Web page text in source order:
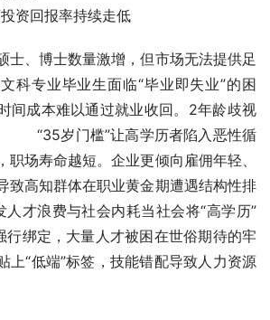
育投资回报率持续走低
士、博士数量激增，但市场无法提供足
科专业毕业生面临“毕业即失业”的困
间成本难以通过就业收回。2年龄歧视
“35岁门槛”让高学历者陷入恶性循
职场寿命越短。企业更倾向雇佣年轻、
致高知群体在职业黄金期遭遇结构性排
人才浪费与社会内耗当社会将“高学历”
行绑定，大量人才被困在世俗期待的牢
上“低端”标签，技能错配导致人力资源